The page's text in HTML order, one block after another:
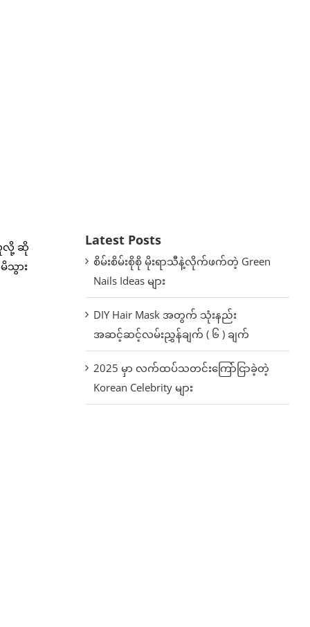
လို့ ဆို
သွား
Latest Posts
စိမ်းစိမ်းစိုစို မိုးရာသီနဲ့လိုက်ဖက်တဲ့ Green
Nails Ideas များ
DIY Hair Mask အတွက် သုံးနည်း
အဆင့်ဆင့်လမ်းညွှန်ချက် ( ၆ ) ချက်
2025 မှာ လက်ထပ်သတင်းကြော်ငြာခဲ့တဲ့
Korean Celebrity များ